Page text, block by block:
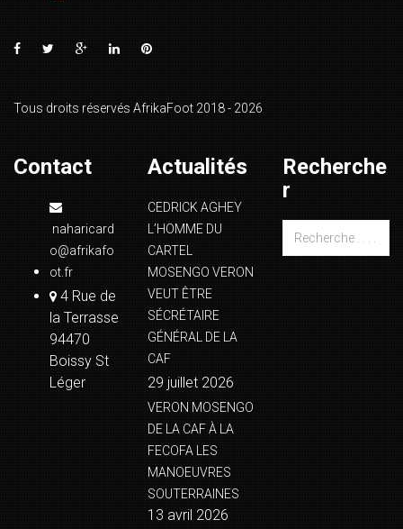
Tous droits réservés AfrikaFoot 2018 - 2026
Contact
naharicard
o@afrikafo
ot.fr
4 Rue de
la Terrasse
94470
Boissy St
Léger
Actualités
CEDRICK AGHEY
L’HOMME DU
CARTEL
MOSENGO VERON
VEUT ÊTRE
SÉCRÉTAIRE
GÉNÉRAL DE LA
CAF
29 juillet 2026
VERON MOSENGO
DE LA CAF À LA
FECOFA LES
MANOEUVRES
SOUTERRAINES
13 avril 2026
Recherche
r